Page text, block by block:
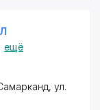
ещё
ул.